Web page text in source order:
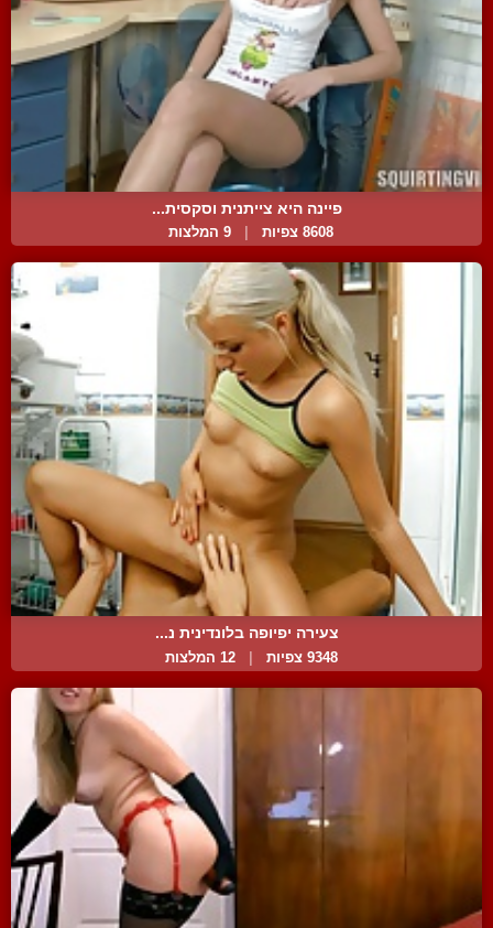
פיינה היא צייתנית וסקסית...
8608 צפיות 9 המלצות
צעירה יפיופה בלונדינית נ...
9348 צפיות 12 המלצות